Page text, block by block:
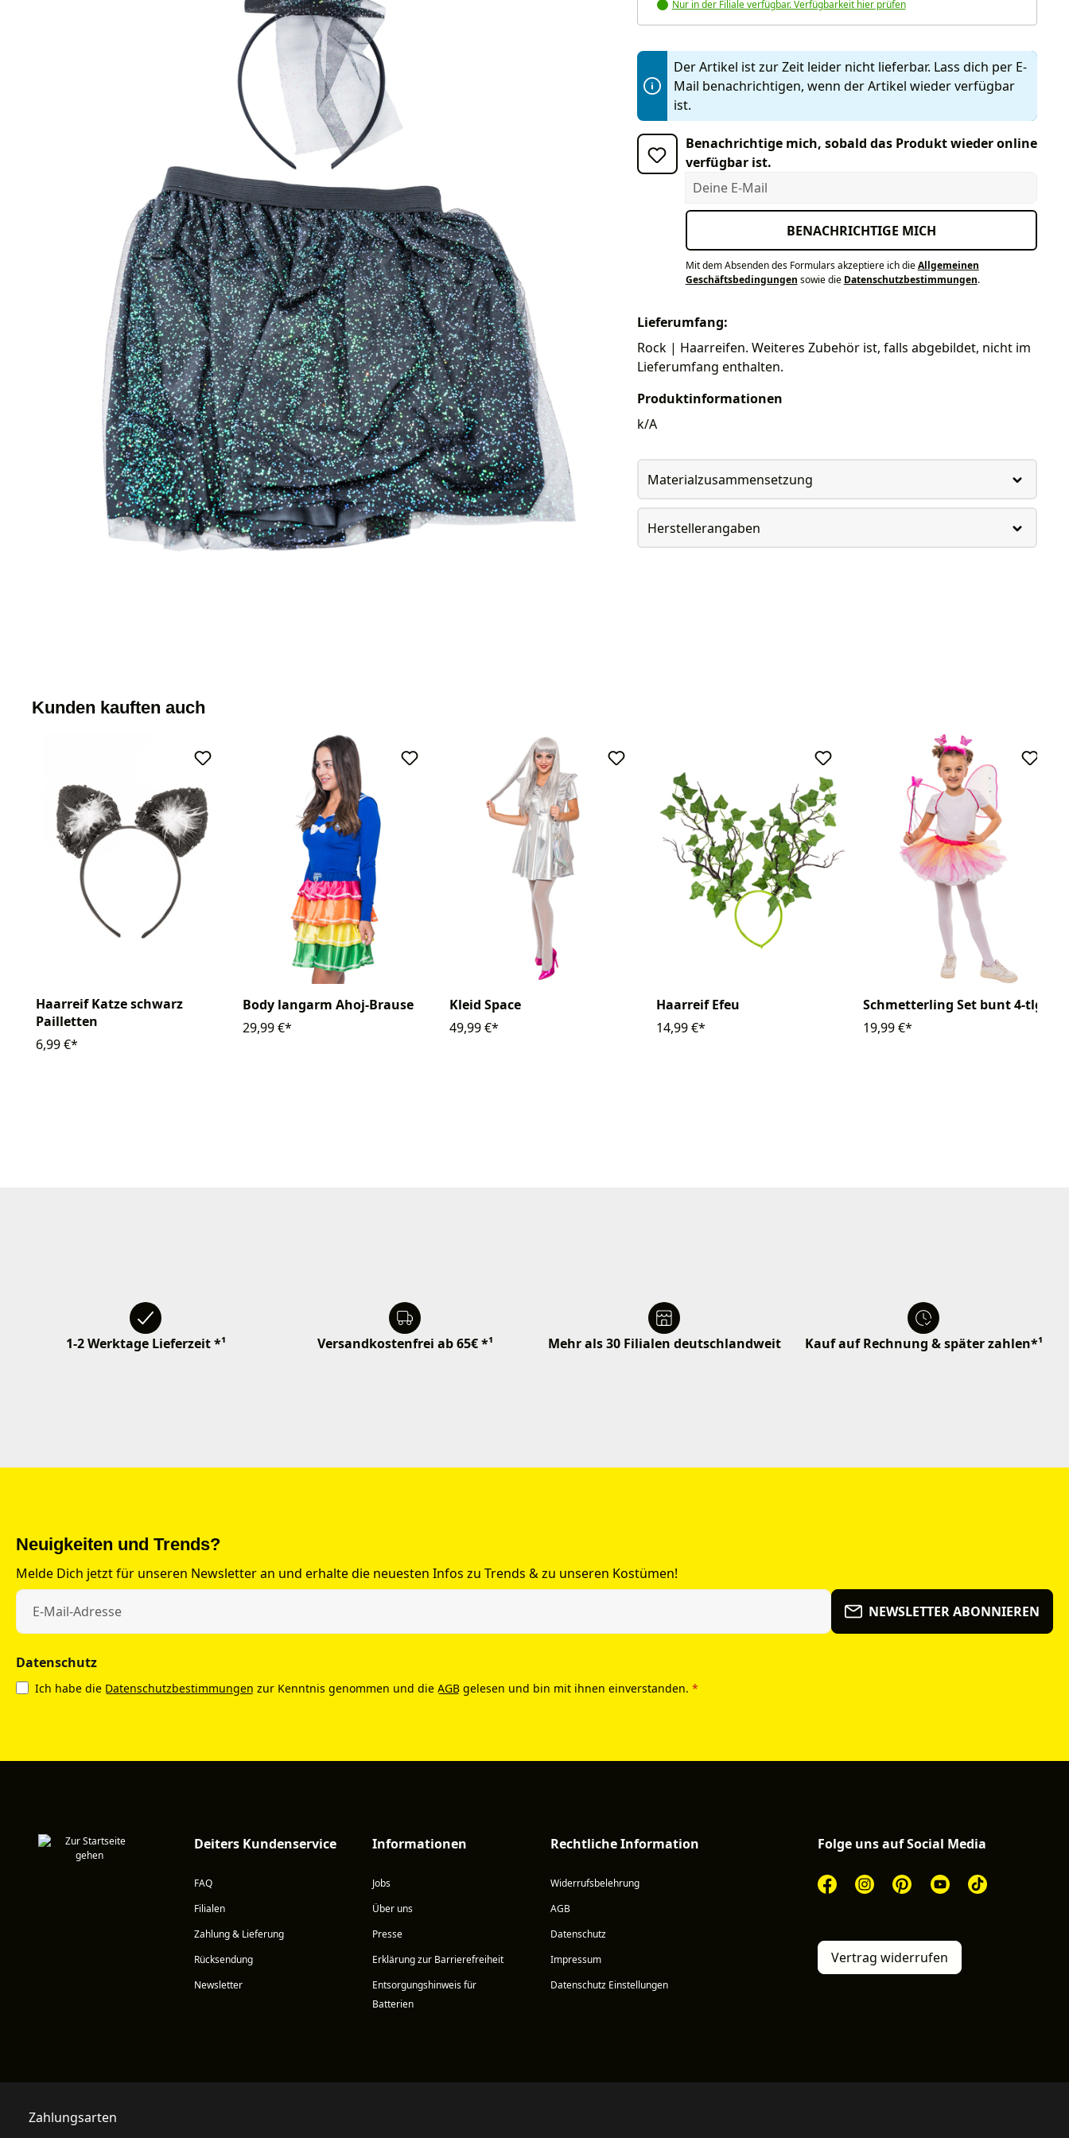
Nur in der Filiale verfügbar. Verfügbarkeit hier prüfen
Der Artikel ist zur Zeit leider nicht lieferbar. Lass dich per E-
Mail benachrichtigen, wenn der Artikel wieder verfügbar
ist.
Benachrichtige mich, sobald das Produkt wieder online
verfügbar ist.
Deine E-Mail
BENACHRICHTIGE MICH
Mit dem Absenden des Formulars akzeptiere ich dieAllgemeinen
Geschäftsbedingungen sowie die Datenschutzbestimmungen.
Lieferumfang:
Rock | Haarreifen. Weiteres Zubehör ist, falls abgebildet, nicht im
Lieferumfang enthalten.
Produktinformationen
k/A
Materialzusammensetzung
Herstellerangaben
Kunden kauften auch
Haarreif Katze schwarz
Pailletten
6,99 €*
Body langarm Ahoj-Brause
29,99 €*
Kleid Space
49,99 €*
Haarreif Efeu
14,99 €*
Schmetterling Set bunt 4-tlg.
19,99 €*
1-2 Werktage Lieferzeit *¹ Versandkostenfrei ab 65€ *¹ Mehr als 30 Filialen deutschlandweit Kauf auf Rechnung & später zahlen*¹
Neuigkeiten und Trends?
Melde Dich jetzt für unseren Newsletter an und erhalte die neuesten Infos zu Trends & zu unseren Kostümen!
NEWSLETTER ABONNIEREN
Datenschutz
Ich habe die Datenschutzbestimmungen zur Kenntnis genommen und die AGB gelesen und bin mit ihnen einverstanden. *
Deiters Kundenservice
FAQ
Filialen
Zahlung & Lieferung
Rücksendung
Newsletter
Informationen
Jobs
Über uns
Presse
Erklärung zur Barrierefreiheit
Entsorgungshinweis für
Batterien
Rechtliche Information
Widerrufsbelehrung
AGB
Datenschutz
Impressum
Datenschutz Einstellungen
Folge uns auf Social Media
Vertrag widerrufen
Zahlungsarten